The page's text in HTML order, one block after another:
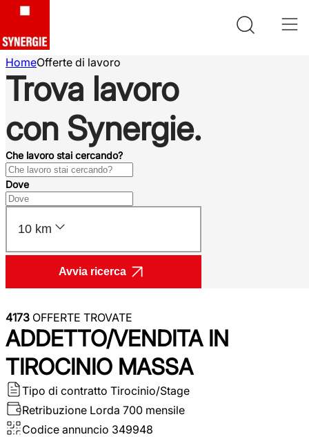
HomeOfferte di lavoro
Trova lavoro
con Synergie.
Che lavoro stai cercando?
Dove
10 km
Avvia ricerca
4173 OFFERTE TROVATE
ADDETTO/VENDITA IN
TIROCINIO MASSA
Tipo di contratto Tirocinio/Stage
Retribuzione Lorda 700 mensile
Codice annuncio 349948